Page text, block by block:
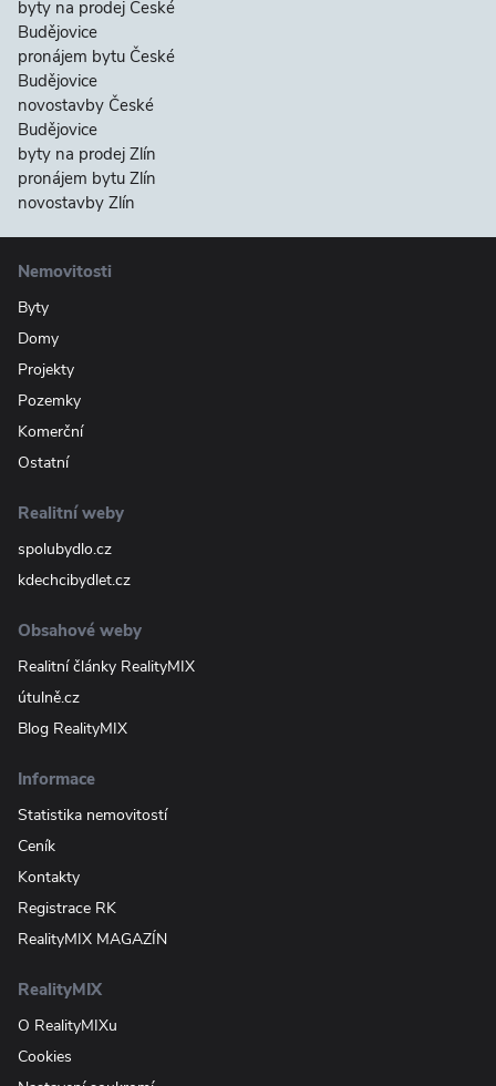
byty na prodej České
Budějovice
pronájem bytu České
Budějovice
novostavby České
Budějovice
byty na prodej Zlín
pronájem bytu Zlín
novostavby Zlín
Nemovitosti
Byty
Domy
Projekty
Pozemky
Komerční
Ostatní
Realitní weby
spolubydlo.cz
kdechcibydlet.cz
Obsahové weby
Realitní články RealityMIX
útulně.cz
Blog RealityMIX
Informace
Statistika nemovitostí
Ceník
Kontakty
Registrace RK
RealityMIX MAGAZÍN
RealityMIX
O RealityMIXu
Cookies